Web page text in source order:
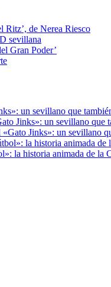
Ritz’, de Nerea Riesco
sevillana
Gran Poder’
un sevillano que
Jinks»: un sevillano que
«Gato Jinks»: un sevillano
la historia animada de
la historia animada de la